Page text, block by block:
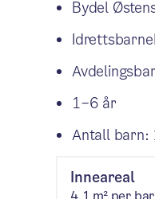
Bydel
1–6 år
Antall barn:
Inneareal